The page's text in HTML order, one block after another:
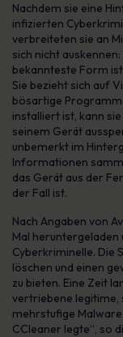
Nachdem sie eine
infizierten
verbreiteten sie an
sich nicht
bekannteste Form
Sie bezieht sich auf
bösartige
installiert ist, kann
seinem Gerät
unbemerkt im
Informationen
das Gerät aus der
der Fall ist.
Nach Angaben von
Mal
Cyberkriminelle. Die
löschen und einen
zu bieten. Eine Zeit
vertriebene legitime,
mehrstufige
CCleaner legte“, so